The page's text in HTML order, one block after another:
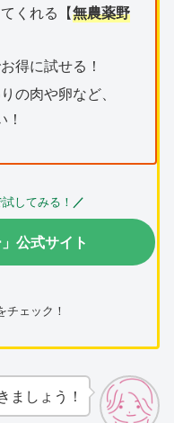
くれる【無農薬野
得に試せる！
の肉や卵など、
してみる！ ／
公式サイト
ェック！
ましょう！